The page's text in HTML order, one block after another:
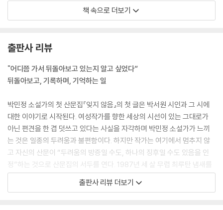
가끔 터무니없는 사랑이 끝나고 난 다음 우울한 기분 때문에 시간을 낭비
할 때마다 나는 다짐하곤 했다. 무슨 일이 있었어도 다시 허리를 꼿꼿하게
잘해내고 싶은 일은 역시 인파를 헤치며 걷는 것이다. 행인들 중 누구도 새
삼 돌아보지 않을 만큼 멀쩡한 표정으로. 아무 일도 없었다는 듯이.
--- p.34
내게 글쓰기는 실패를 예감하고도 수행할 수밖에 없는 행동이다. 그런 점
은 수영도 비슷한 것 같다. 나를 밀어내는 쪽으로 자꾸만 다가가는 것. 그럼
에도 불구하고 계속 나아갈 수밖에 없다는 걸 내가 이미 알았다면 좀 더 편
안한 마음으로 힘을 빼고 떠오를 수 있지 않았을까. 이제 한 계단 올라섰다.
--- p.57
당신이 살았고 감각했던 1980년대는 당신에게는 지나가버린 한 시절일
뿐이지만 나에게는 여전히 미지의 영역이자 탐구해야 할 대상이므로. 지금
탐구하고자 하는 자에게는 당시의 당신에게보다 더 많은 자료가 주어져 있
책 속으로 더보기
출판사 리뷰
"어디쯤 가서 뒤돌아보고 있는지 알고 싶었다”
뒤돌아보고, 기록하며, 기억하는 일
박민정 소설가의 첫 산문집『잊지 않음』의 첫 글은 박서원 시인과 그 시에
대한 이야기로 시작된다. 여성작가를 향한 세상의 시선이 있는 그대로가
아닌 편견을 한 겹 덧쓰고 있다는 사실을 자각하며 박민정 소설가가 느끼
는 것은 일종의 두려움과 불편함이다. 하지만 작가는 여기에서 멈추지 않
고 자신의 산문이 “두려움의 방증일 수도, 하나의 징후일 수도 있음을 인
정”하는 것으로 산문집의 서두를 연다. 1987년 세 살 무렵 최루탄 냄새를
맡았던 “인생 최초의 기억”에서부터 어린 시절 직간접적으로 차별과 폭력
을 경험한 일, 문학을 시작하는 시기에 맞닥뜨린 혼돈과 불안의 감정들, 소
출판사 리뷰 더보기